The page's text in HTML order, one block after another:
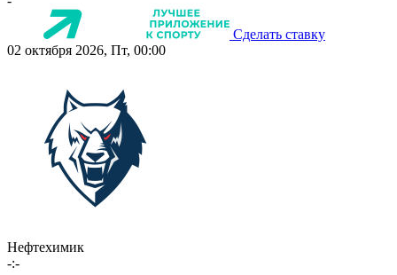
Сделать ставку
02 октября 2026, Пт, 00:00
Нефтехимик
-:-